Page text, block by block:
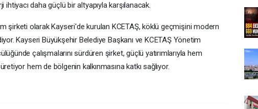
daha güçlü bir altyapıyla karşılanacak.
şirketi olarak Kayseri'de kurulan KCETAŞ, köklü geçmişini modern
Kayseri Büyükşehir Belediye Başkanı ve KCETAŞ Yönetim
çalışmalarını sürdüren şirket, güçlü yatırımlarıyla hem
hem de bölgenin kalkınmasına katkı sağlıyor.